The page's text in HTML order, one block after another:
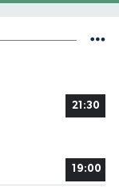
21:30
19:00